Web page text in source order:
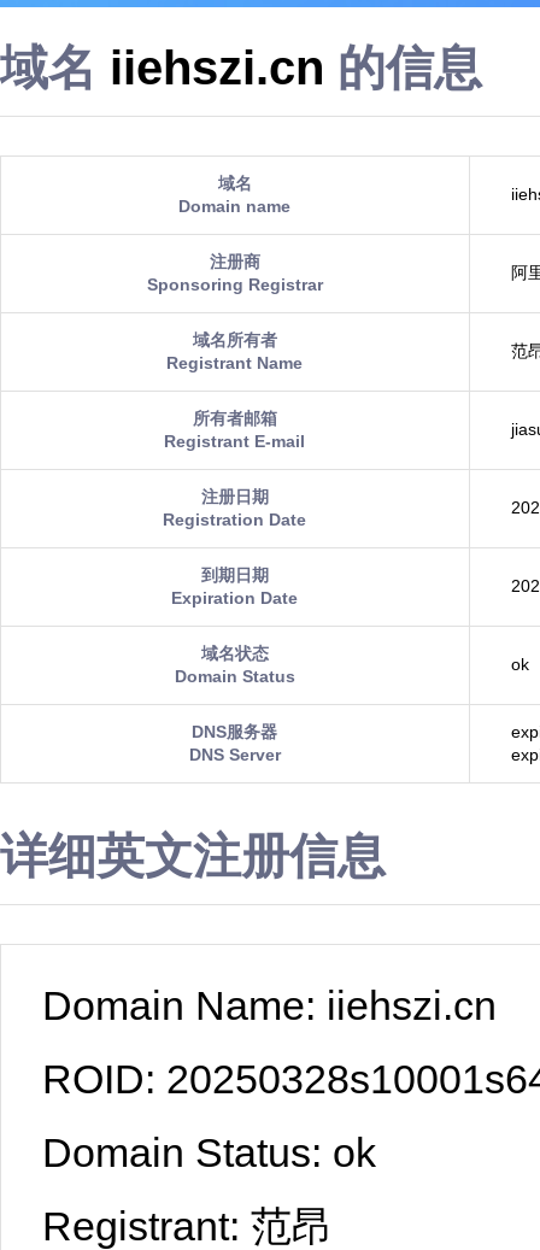
域名 iiehszi.cn 的信息
域名
Domain name
注册商
Sponsoring Registrar
阿
域名所有者
Registrant Name
范
所有者邮箱
Registrant E-mail
注册日期
Registration Date
到期日期
Expiration Date
域名状态
Domain Status
ok
DNS服务器
DNS Server
详细英文注册信息
Domain Name: iiehszi.cn
ROID:
Domain Status: ok
Registrant: 范昂